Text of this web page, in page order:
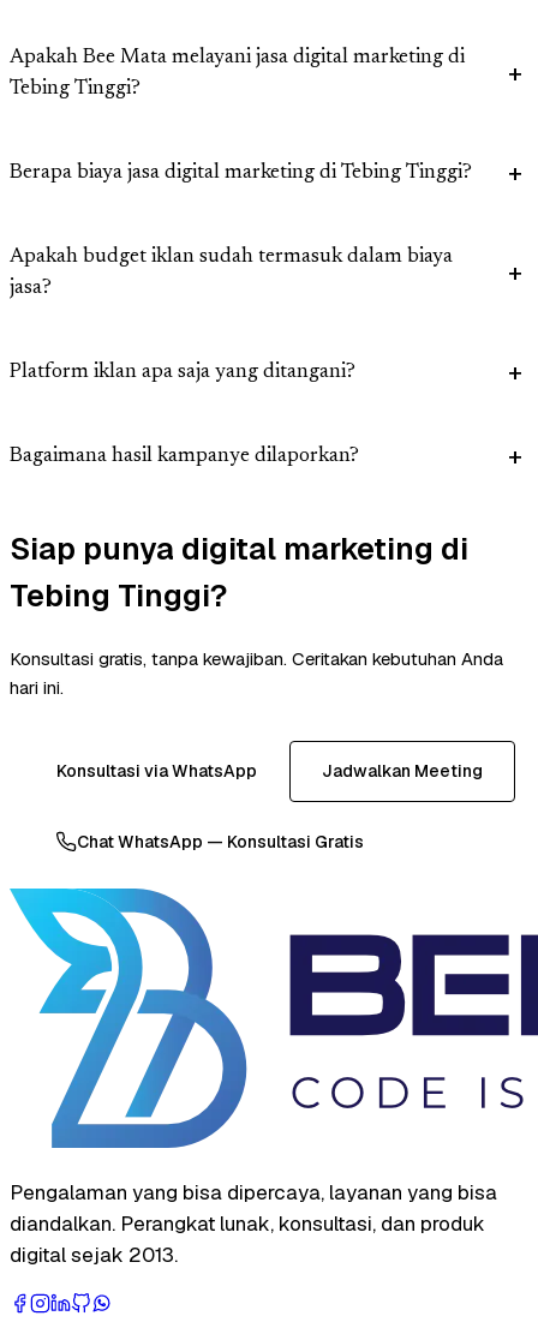
Apakah Bee Mata melayani jasa digital marketing di
Tebing Tinggi?
Berapa biaya jasa digital marketing di Tebing Tinggi?
Apakah budget iklan sudah termasuk dalam biaya
jasa?
Platform iklan apa saja yang ditangani?
Bagaimana hasil kampanye dilaporkan?
Siap punya digital marketing di
Tebing Tinggi?
Konsultasi gratis, tanpa kewajiban. Ceritakan kebutuhan Anda
hari ini.
Konsultasi via WhatsApp Jadwalkan Meeting
Chat WhatsApp — Konsultasi Gratis
Pengalaman yang bisa dipercaya, layanan yang bisa
diandalkan. Perangkat lunak, konsultasi, dan produk
digital sejak 2013.